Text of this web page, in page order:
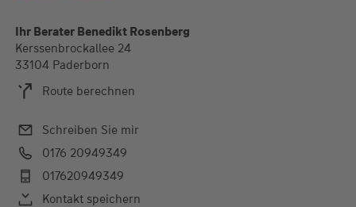
Ihr Berater Benedikt Rosenberg
Kerssenbrockallee 24
33104 Paderborn
Route berechnen
Schreiben Sie mir
0176 20949349
017620949349
Kontakt speichern